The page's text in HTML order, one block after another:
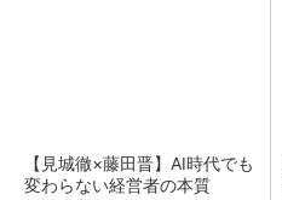
【見城徹×藤田晋】AI時代でも
変わらない経営者の本質